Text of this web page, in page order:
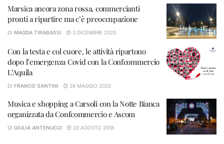
Marsica ancora zona rossa, commercianti
pronti a ripartire ma c’è preoccupazione
DI MAGDA TIRABASSI 3 DICEMBRE 2020
Con la testa e col cuore, le attività ripartono
dopo l’emergenza Covid con la Confcommercio
L’Aquila
DI FRANCO SANTINI 28 MAGGIO 2020
Musica e shopping a Carsoli con la Notte Bianca
organizzata da Confcommercio e Ascom
DI GIULIA ANTENUCCI 20 AGOSTO 2018